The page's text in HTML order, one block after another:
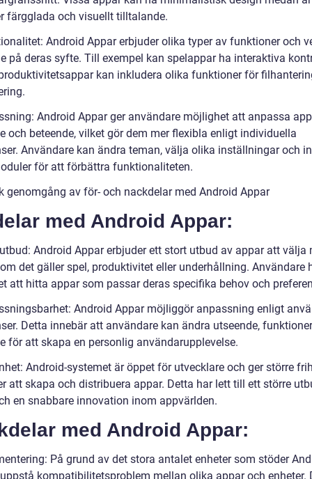
färgglada och visuellt tilltalande.
Android Appar erbjuder olika typer av funktioner och
på deras syfte. Till exempel kan spelappar ha interaktiva
kan inkludera olika funktioner för
Android Appar ger användare möjlighet att anpassa
och beteende, vilket gör dem mer flexibla enligt individuella
Användare kan ändra teman, välja olika inställningar och
för att förbättra funktionaliteten.
genomgång av för- och nackdelar med Android Appar
med Android Appar:
Android Appar erbjuder ett stort utbud av appar att välja
det gäller spel, produktivitet eller underhållning. Användare
att hitta appar som passar deras specifika behov och
Android Appar möjliggör anpassning enligt
Detta innebär att användare kan ändra utseende,
för att skapa en personlig användarupplevelse.
Android-systemet är öppet för utvecklare och ger större
att skapa och distribuera appar. Detta har lett till ett större
en snabbare innovation inom appvärlden.
med Android Appar:
På grund av det stora antalet enheter som stöder
kompatibilitetsproblem mellan olika appar och enheter.